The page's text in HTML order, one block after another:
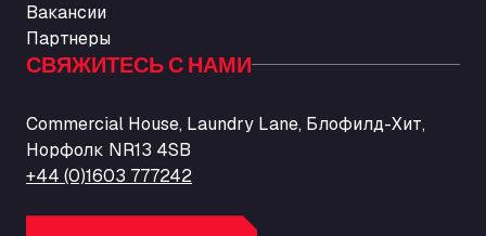
Вакансии
Партнеры
СВЯЖИТЕСЬ С НАМИ
Commercial House, Laundry Lane, Блофилд-Хит,
Норфолк NR13 4SB
+44 (0)1603 777242